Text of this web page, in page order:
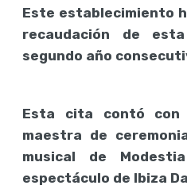
Este establecimiento
recaudación de
segundo año
Esta cita contó con
maestra de
musical de
espectáculo de Ibiza